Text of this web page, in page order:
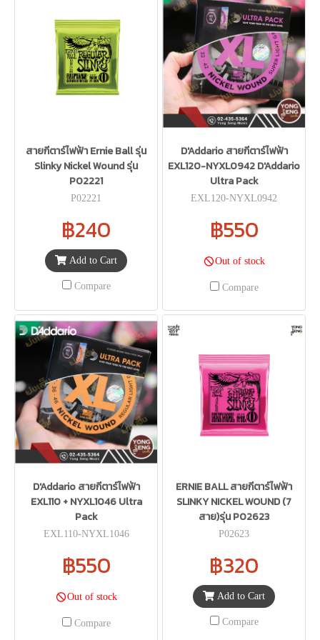
สายกีตาร์ไฟฟ้า Ernie Ball รุ่น
Slinky Nickel Wound รุ่น
P02221
P02221
฿240
Add to Cart
Compare
D'Addario สายกีตาร์ไฟฟ้า
EXL120-NYXL0942 D'Addario
Ultra Pack
EXL120-NYXL0942
฿550
Out of stock
Compare
D'Addario สายกีตาร์ไฟฟ้า
EXL110 + NYXL1046 Ultra
Pack
EXL110-NYXL1046
฿550
Out of stock
Compare
ERNIE BALL สายกีตาร์ไฟฟ้า
SLINKY NICKEL WOUND (7
สาย)รุ่น P02623
P02623
฿320
Add to Cart
Compare